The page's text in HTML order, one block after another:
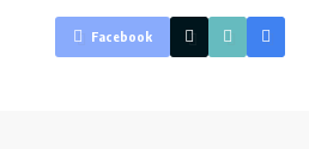
Facebook